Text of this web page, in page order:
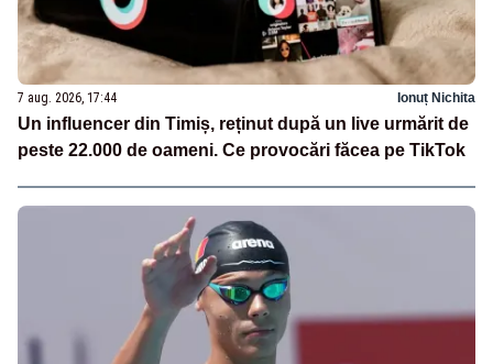
7 aug. 2026, 17:44 Ionuț Nichita
Un influencer din Timiș, reținut după un live urmărit de
peste 22.000 de oameni. Ce provocări făcea pe TikTok